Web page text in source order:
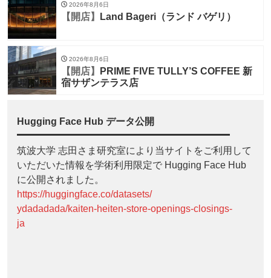
2026年8月6日
【開店】 Land Bageri（ランド バゲリ）
2026年8月6日
【開店】
PRIME FIVE TULLY’S COFFEE 新
宿サザンテラス店
Hugging Face Hub データ公開
筑波大学 志田さま研究室により当サイトをご利用して
いただいた情報を学術利用限定で Hugging Face Hub
に公開されました。
https://huggingface.co/datasets/
ydadadada/kaiten-heiten-store-openings-closings-
ja